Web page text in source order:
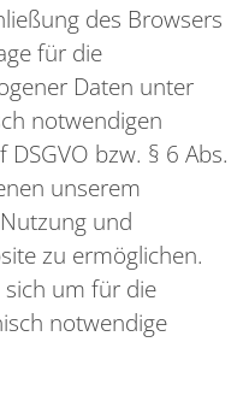
des Browsers
für die
Daten unter
notwendigen
bzw. § 6 Abs.
unserem
und
zu ermöglichen.
sich um für die
notwendige